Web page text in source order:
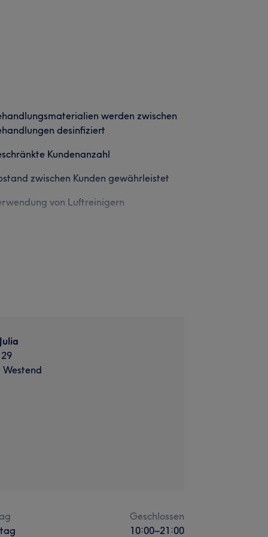
werden zwischen
desinfiziert
Kundenanzahl
zwischen Kunden gewährleistet
von Luftreinigern
Westend
Geschlossen
10:00–21:00